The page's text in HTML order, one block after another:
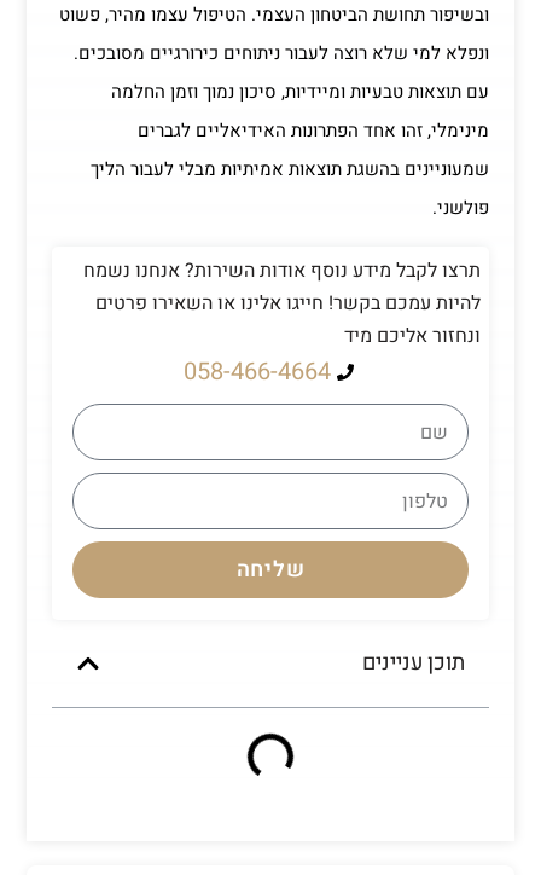
ובשיפור תחושת הביטחון העצמי. הטיפול עצמו מהיר, פשוט
ונפלא למי שלא רוצה לעבור ניתוחים כירורגיים מסובכים.
עם תוצאות טבעיות ומיידיות, סיכון נמוך וזמן החלמה
מינימלי, זהו אחד הפתרונות האידיאליים לגברים
שמעוניינים בהשגת תוצאות אמיתיות מבלי לעבור הליך
פולשני.
תרצו לקבל מידע נוסף אודות השירות? אנחנו נשמח
להיות עמכם בקשר! חייגו אלינו או השאירו פרטים
ונחזור אליכם מיד
058-466-4664
שליחה
תוכן עניינים